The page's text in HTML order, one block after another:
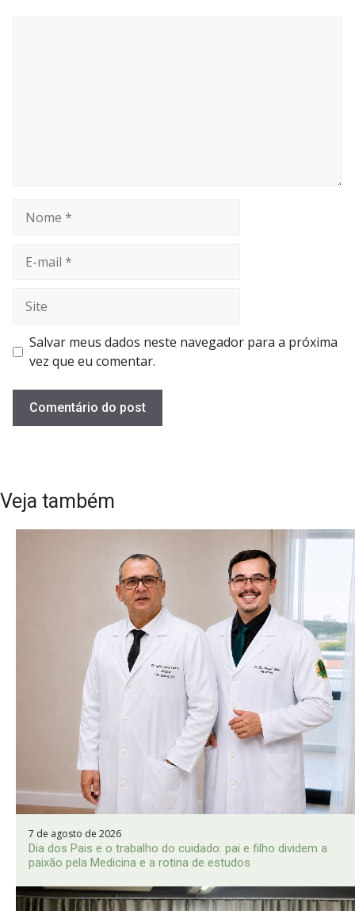
mail
Salvar meus dados neste navegador para a próxima
vez que eu comentar.
Veja também
7 de agosto de 2026
Dia dos Pais e o trabalho do cuidado: pai e filho dividem a
paixão pela Medicina e a rotina de estudos